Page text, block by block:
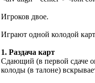
Игроков двое.
Играют одной колодой
1. Раздача карт
Сдающий (в первой сдаче
колоды (в талоне)